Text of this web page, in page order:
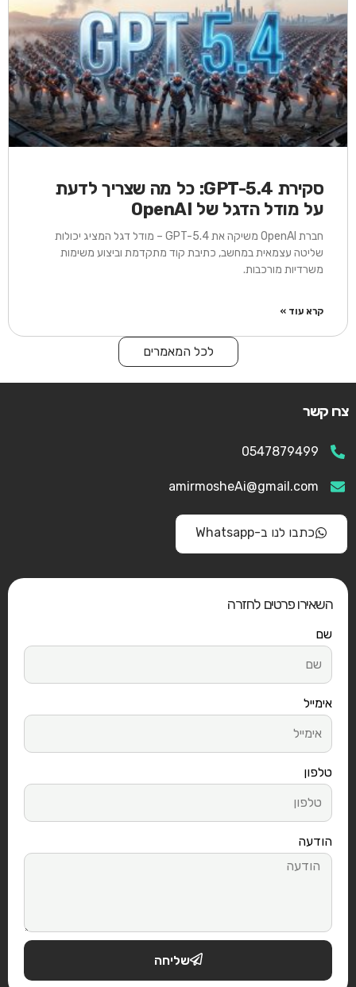
סקירת GPT-5.4: כל מה שצריך לדעת
על מודל הדגל של OpenAI
חברת OpenAI משיקה את GPT-5.4 – מודל דגל המציג יכולות
שליטה עצמאית במחשב, כתיבת קוד מתקדמת וביצוע משימות
משרדיות מורכבות.
קרא עוד »
לכל המאמרים
צרו קשר
0547879499
amirmosheAi@gmail.com
כתבו לנו ב-Whatsapp
השאירו פרטים לחזרה
שם
אימייל
טלפון
הודעה
שליחה